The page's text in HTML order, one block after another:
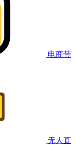
电商带
无人直